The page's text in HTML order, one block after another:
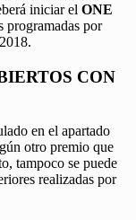
iniciar el ONE
programadas por
CON
en el apartado
otro premio que
tampoco se puede
realizadas por